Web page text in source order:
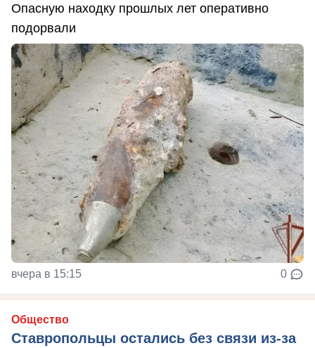
Опасную находку прошлых лет оперативно
подорвали
вчера в 15:15 0
Общество
Ставропольцы остались без связи из-за